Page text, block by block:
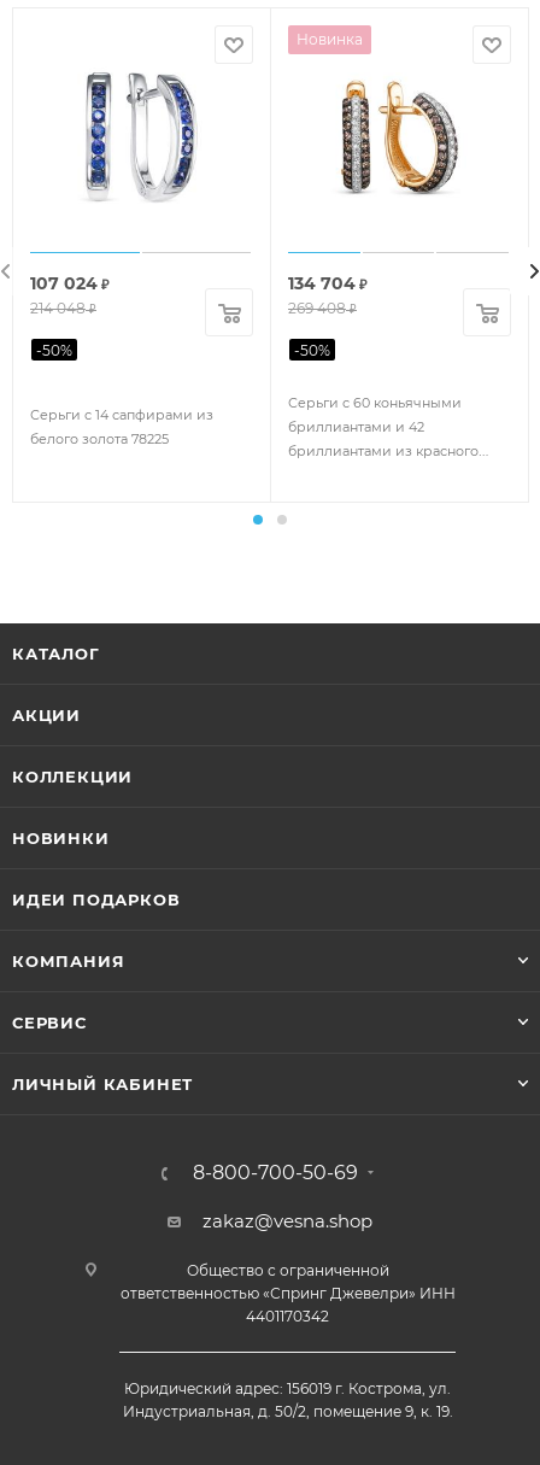
Серьги с 14 сапфирами из
белого золота 78225
107 024 ₽
214 048₽
-50%
Новинка
Серьги с 60 коньячными
бриллиантами и 42
бриллиантами из красного
134 704 ₽
269 408₽
-50%
КАТАЛОГ
АКЦИИ
КОЛЛЕКЦИИ
НОВИНКИ
ИДЕИ ПОДАРКОВ
КОМПАНИЯ
СЕРВИС
ЛИЧНЫЙ КАБИНЕТ
8-800-700-50-69
zakaz@vesna.shop
Общество с ограниченной
ответственностью «Спринг Джевелри» ИНН
4401170342
Юридический адрес: 156019 г. Кострома, ул.
Индустриальная, д. 50/2, помещение 9, к. 19.